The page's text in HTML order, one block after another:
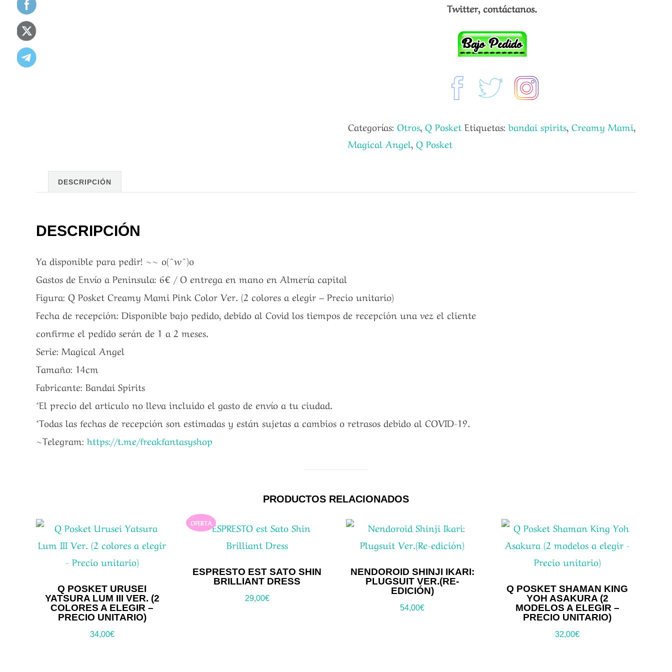
Twitter, contáctanos.
Categorías: Otros, Q Posket Etiquetas:bandai spirits, Creamy Mami,
Magical Angel, Q Posket
DESCRIPCIÓN
DESCRIPCIÓN
Ya disponible para pedir! ~~ o(^w^)o
Gastos de Envío a Peninsula: 6€ / O entrega en mano en Almería capital
Figura: Q Posket Creamy Mami Pink Color Ver. (2 colores a elegir – Precio unitario)
Fecha de recepción: Disponible bajo pedido, debido al Covid los tiempos de recepción una vez el cliente
confirme el pedido serán de 1 a 2 meses.
Serie: Magical Angel
Tamaño: 14cm
Fabricante: Bandai Spirits
*El precio del articulo no lleva incluido el gasto de envío a tu ciudad.
*Todas las fechas de recepción son estimadas y están sujetas a cambios o retrasos debido al COVID-19.
~Telegram: https://t.me/freakfantasyshop
PRODUCTOS RELACIONADOS
Q POSKET URUSEI
YATSURA LUM III VER. (2
COLORES A ELEGIR –
PRECIO UNITARIO)
34,00€
OFERTA
ESPRESTO EST SATO SHIN
BRILLIANT DRESS
29,00€
NENDOROID SHINJI IKARI:
PLUGSUIT VER.(RE-
EDICIÓN)
54,00€
Q POSKET SHAMAN KING
YOH ASAKURA (2
MODELOS A ELEGIR –
PRECIO UNITARIO)
32,00€